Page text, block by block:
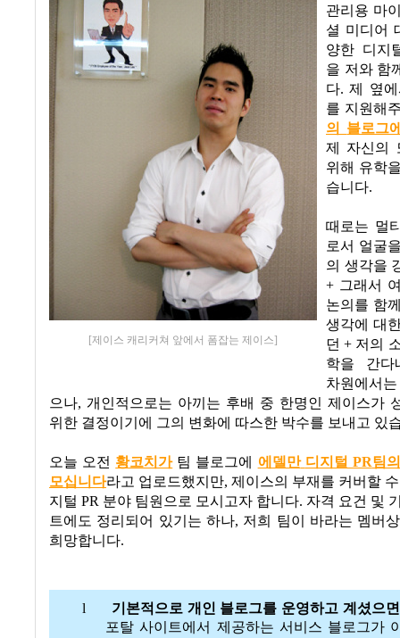
[제이스 캐리커쳐 앞에서 폼잡는 제이스]
관리용 마
셜 미디어
양한 디지
을 저와 함
다.제 옆
를 지원해
의
블로그
제 자신의
위해 유학
습니다.
때로는 멀
로서 얼굴
의 생각을
+ 그래서
논의를 함
생각에 대
던 + 저의
학을 간다
차원에서
으나, 개인적으로는 아끼는 후배 중 한명인 제이스가
위한 결정이기에 그의 변화에 따스한 박수를 보내고 있
오늘 오전 황코치가팀 블로그에 에델만 디지털 PR팀의
모십니다라고 업로드했지만, 제이스의 부재를 커버할
지털 PR 분야 팀원으로 모시고자 합니다. 자격 요건 및
트에도 정리되어 있기는 하나, 저희 팀이 바라는 멤버
희망합니다.
l
기본적으로 개인 블로그를 운영하고 계셨으
포탈 사이트에서 제공하는 서비스 블로그가